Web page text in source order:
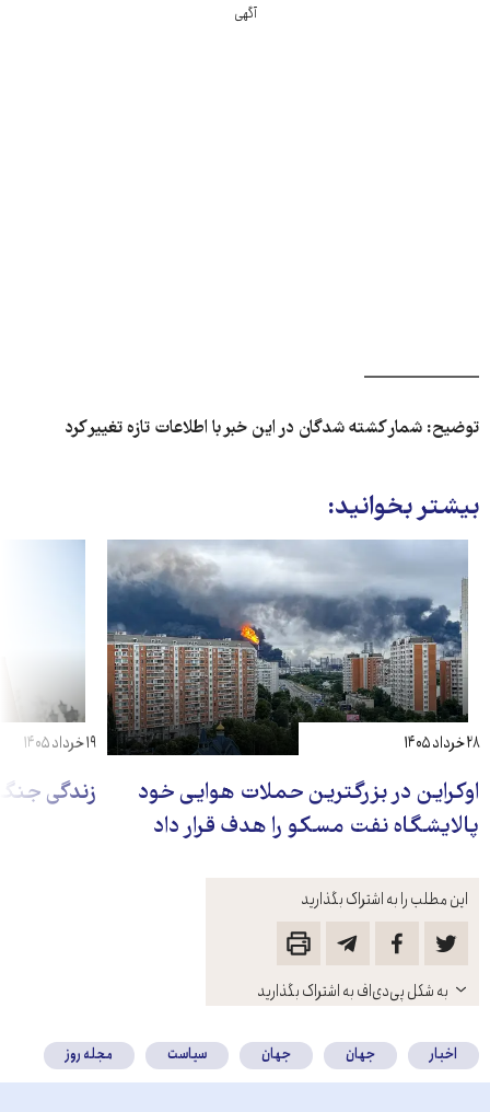
این مطلب را به اشتراک بگذارید
باز
کنید
به شکل پی‌دی‌اف به اشتراک بگذارید
آگهی
ـــــــــــــــــــــــــــــــــــ
توضیح: شمار کشته شدگان در این خبر با اطلاعات تازه تغییر کرد
بیشتر بخوانید:
اوکراین در بزرگترین حملات هوایی خود
پالایشگاه نفت مسکو را هدف قرار داد
۲۸ خرداد ۱۴۰۵
زندگی
۱۹ خرداد ۱۴۰۵
اخبار جهان جهان سیاست مجله روز